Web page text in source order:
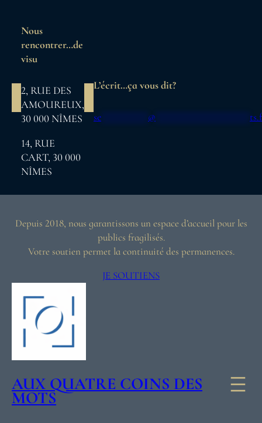
contenuNous
rencontrer…de
visu
2, RUE DES
AMOUREUX,
30 000 NÎMES
14, RUE
CART, 30 000
NÎMES
L’écrit…ça vous dit?
se @
Depuis 2018, nous garantissons un espace d’accueil pour les
publics fragilisés.
Votre soutien permet la continuité des permanences.
JE SOUTIENS
AUX QUATRE COINS DES
MOTS